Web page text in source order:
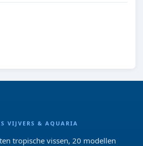
VIJVERS & AQUARIA
tropische vissen, 20 modellen